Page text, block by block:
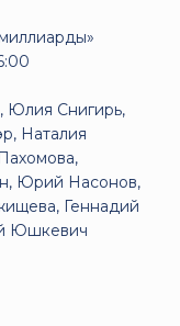
Юлия Снигирь,
Наталия
Юрий Насонов,
Геннадий
Юшкевич